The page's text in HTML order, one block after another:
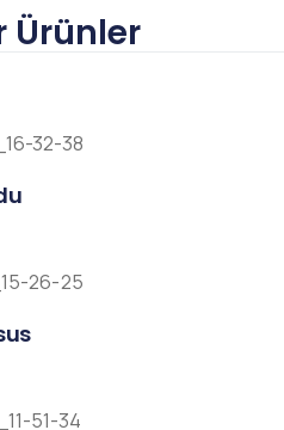
Ürünler